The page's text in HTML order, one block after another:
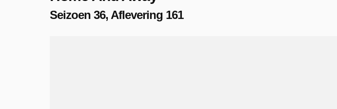
Seizoen 36, Aflevering 161